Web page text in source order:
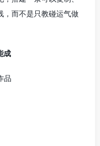
，而不是只教碰运气做
成
品